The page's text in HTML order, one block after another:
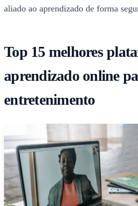
aliado ao aprendizado de forma
Top 15 melhores
aprendizado online
entretenimento